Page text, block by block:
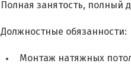
Полная занятость, полный
Должностные обязанности:
Монтаж натяжных